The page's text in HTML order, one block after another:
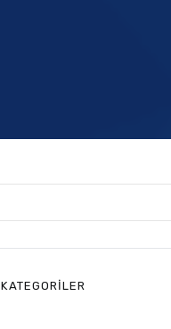
KATEGORILER